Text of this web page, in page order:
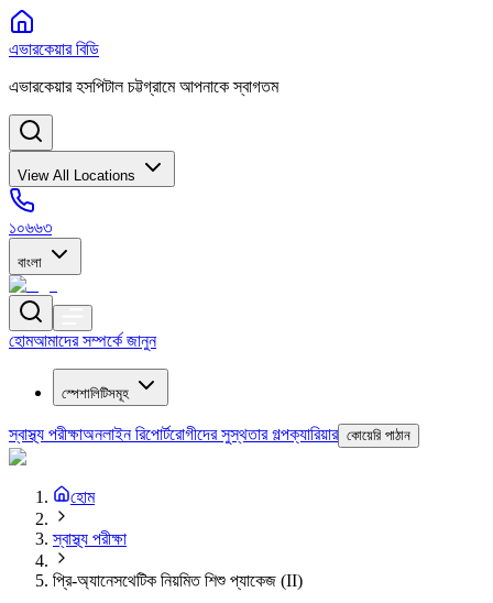
এভারকেয়ার বিডি
এভারকেয়ার হসপিটাল চট্টগ্রামে আপনাকে স্বাগতম
View All Locations
১০৬৬৩
বাংলা
হোমআমাদের সম্পর্কে জানুন
স্পেশালিটিসমূহ
স্বাস্থ্য পরীক্ষাঅনলাইন রিপোর্টরোগীদের সুস্থতার গল্পক্যারিয়ার কোয়েরি পাঠান
হোম
স্বাস্থ্য পরীক্ষা
প্রি-অ্যানেসথেটিক নিয়মিত শিশু প্যাকেজ (II)